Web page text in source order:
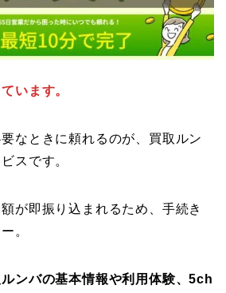
います。
なときに頼れるのが、買取ルン
スです。
が即振り込まれるため、手続き
。
ルンバの基本情報や利用体験、5ch